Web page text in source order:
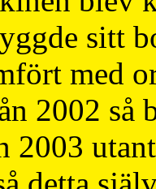
sitt
med
2002 så
2003